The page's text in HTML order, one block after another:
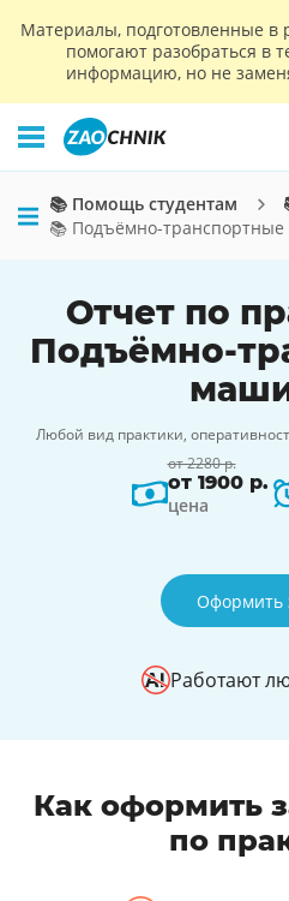
Материалы, подготовленные в
помогают разобраться в
информацию, но не
📚 Помощь студентам
📚 Подъёмно-
Отчет по
Подъёмно-
Любой вид практики,
от 2280 р.
от 1900 р.
цена
Оформить
Работают
Как оформить
по